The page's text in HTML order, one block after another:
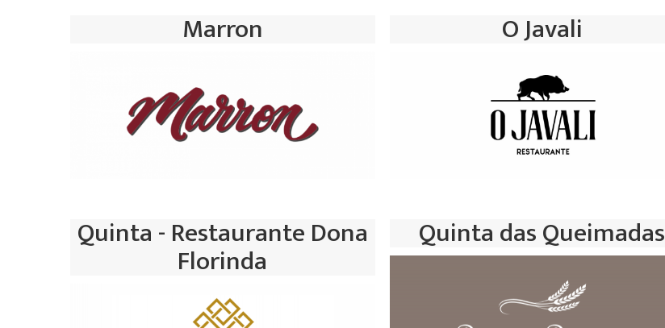
Marron O Javali
Quinta - Restaurante Dona
Florinda
Quinta das Queimadas